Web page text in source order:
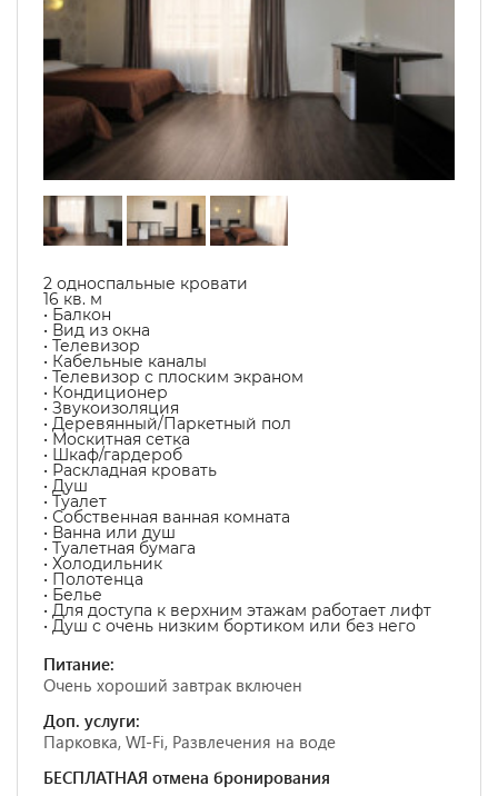
2 односпальные кровати
16 кв. м
• Балкон
• Вид из окна
• Телевизор
• Кабельные каналы
• Телевизор с плоским экраном
• Кондиционер
• Звукоизоляция
• Деревянный/Паркетный пол
• Москитная сетка
• Шкаф/гардероб
• Раскладная кровать
• Душ
• Туалет
• Собственная ванная комната
• Ванна или душ
• Туалетная бумага
• Холодильник
• Полотенца
• Белье
• Для доступа к верхним этажам работает лифт
• Душ с очень низким бортиком или без него
Питание:
Очень хороший завтрак включен
Доп. услуги:
Парковка, WI-Fi, Развлечения на воде
БЕСПЛАТНАЯ отмена бронирования